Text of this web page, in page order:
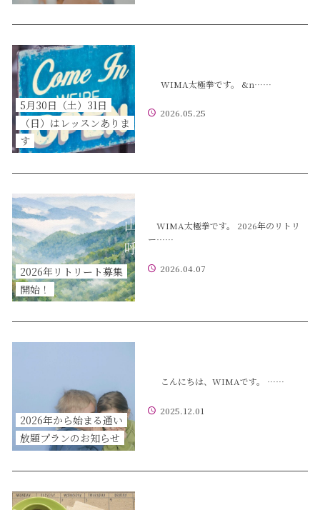
5月30日（土）31日
（日）はレッスンありま
す
WIMA太極拳です。 &n……
2026.05.25
2026年リトリート募集
開始！
WIMA太極拳です。 2026年のリトリ
ー……
2026.04.07
2026年から始まる通い
放題プランのお知らせ
こんにちは、WIMAです。 ……
2025.12.01